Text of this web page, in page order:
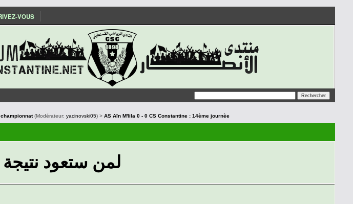
VOUS
(Modérateur:yacinovski05) >AS Aïn M'lila 0 - 0 CS Constantine : 14ème journèe
لمن ستعود نتيجة